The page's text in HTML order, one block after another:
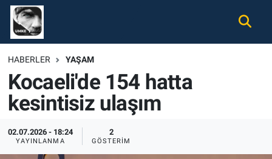
HABERLER YAŞAM
Kocaeli'de 154 hatta
kesintisiz ulaşım
02.07.2026 - 18:24
YAYINLANMA
2
GÖSTERIM
Gündem
Ekonomi
Spor
Magazin
Nöbetçi Eczaneler
Hava Durumu
Namaz Vakitleri
Trafik Durumu